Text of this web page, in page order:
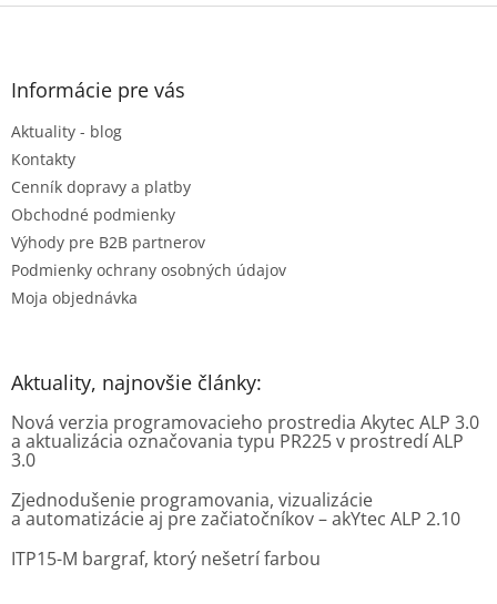
Z
Informácie pre vás
Aktuality - blog
Kontakty
Cenník dopravy a platby
Obchodné podmienky
Výhody pre B2B partnerov
Podmienky ochrany osobných údajov
Moja objednávka
Aktuality, najnovšie články:
Nová verzia programovacieho prostredia Akytec ALP 3.0
a aktualizácia označovania typu PR225 v prostredí ALP
3.0
Zjednodušenie programovania, vizualizácie
a automatizácie aj pre začiatočníkov – akYtec ALP 2.10
ITP15-M bargraf, ktorý nešetrí farbou